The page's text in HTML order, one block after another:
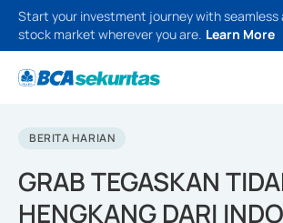
Start your investment journey with
stock market wherever you are. Learn More
BERITA HARIAN
GRAB TEGASKAN
HENGKANG DARI